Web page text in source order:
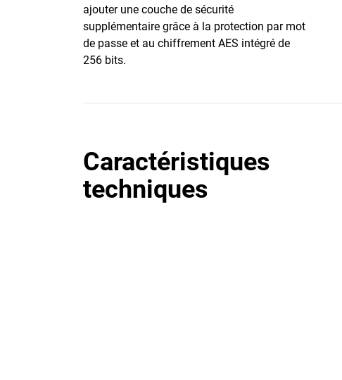
ajouter une couche de sécurité
supplémentaire grâce à la protection par mot
de passe et au chiffrement AES intégré de
256 bits.
Caractéristiques
techniques